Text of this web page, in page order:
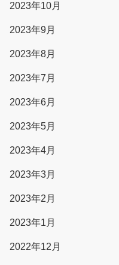
2023年10月
2023年9月
2023年8月
2023年7月
2023年6月
2023年5月
2023年4月
2023年3月
2023年2月
2023年1月
2022年12月